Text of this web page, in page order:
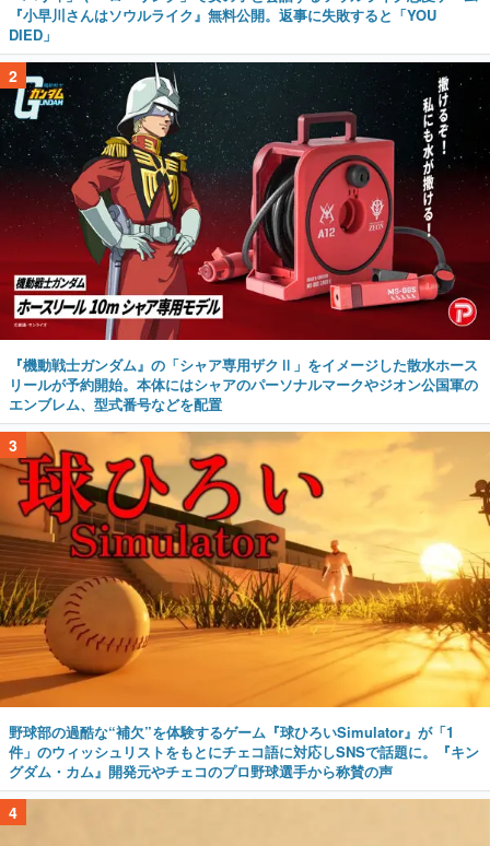
『小早川さんはソウルライク』無料公開。返事に失敗すると「YOU
DIED」
2
『機動戦士ガンダム』の「シャア専用ザクⅡ」をイメージした散水ホース
リールが予約開始。本体にはシャアのパーソナルマークやジオン公国軍の
エンブレム、型式番号などを配置
3
野球部の過酷な“補欠”を体験するゲーム『球ひろいSimulator』が「1
件」のウィッシュリストをもとにチェコ語に対応しSNSで話題に。『キン
グダム・カム』開発元やチェコのプロ野球選手から称賛の声
4